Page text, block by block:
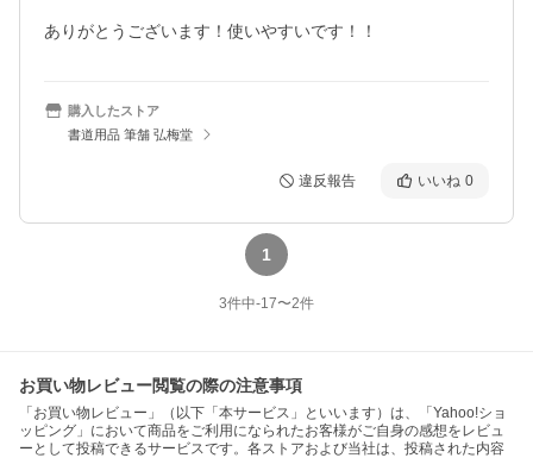
ありがとうございます！使いやすいです！！
購入したストア
書道用品 筆舗 弘梅堂
違反報告 いいね 0
1
3件中-17〜2件
お買い物レビュー閲覧の際の注意事項
「お買い物レビュー」（以下「本サービス」といいます）は、「Yahoo!ショ
ッピング」において商品をご利用になられたお客様がご自身の感想をレビュ
ーとして投稿できるサービスです。各ストアおよび当社は、投稿された内容